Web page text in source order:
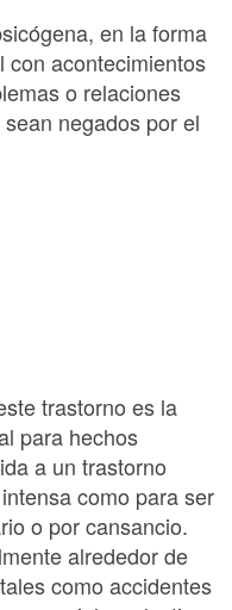
en la forma
con acontecimientos
o relaciones
negados por el
trastorno es la
para hechos
a un trastorno
como para ser
o por cansancio.
alrededor de
como accidentes